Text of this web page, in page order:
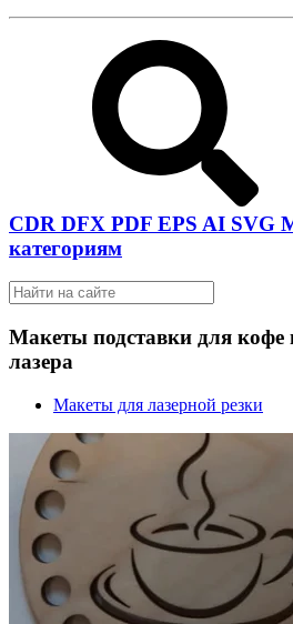
CDR DFX PDF EPS AI SVG
категориям
Макеты подставки для кофе
лазера
Макеты для лазерной резки